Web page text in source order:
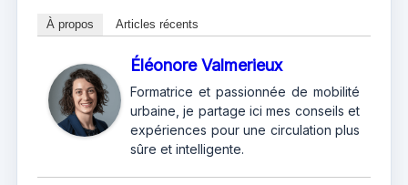
À propos Articles récents
Éléonore Valmerieux
Formatrice et passionnée de mobilité
urbaine, je partage ici mes conseils et
expériences pour une circulation plus
sûre et intelligente.